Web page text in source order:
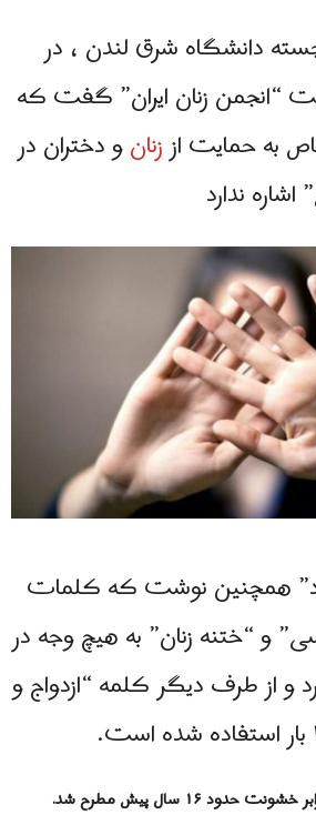
دانشگاه شرق لندن ، در
“انجمن زنان ایران” گفت كه
به حمایت اززنانو دختران در
اشاره ندارد
همچنین نوشت که کلمات
و “ختنه زنان” به هیچ وجه در
و از طرف دیگر کلمه “ازدواج و
۱۶ سال پیش مطرح شد.